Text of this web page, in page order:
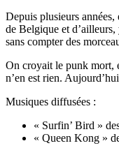
Depuis plusieurs années,
de Belgique et
sans compter des
On croyait le punk mort,
n’en est rien.
Musiques diffusées :
« Surfin’ Bird »
« Queen Kong »